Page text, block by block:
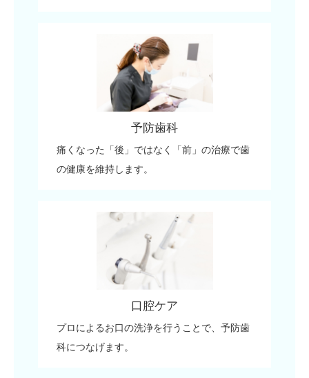
予防歯科
痛くなった「後」ではなく「前」の治療で歯
の健康を維持します。
口腔ケア
プロによるお口の洗浄を行うことで、予防歯
科につなげます。